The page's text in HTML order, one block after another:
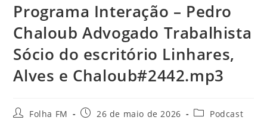
Programa Interação – Pedro
Chaloub Advogado Trabalhista
Sócio do escritório Linhares,
Alves e Chaloub#2442.mp3
Folha FM 26 de maio de 2026 Podcast